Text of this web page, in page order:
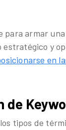
para armar
estratégico y
en
de
tipos de